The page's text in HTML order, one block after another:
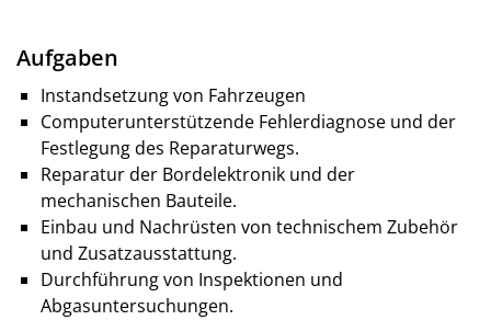
Aufgaben
Instandsetzung von Fahrzeugen
Computerunterstützende Fehlerdiagnose und der
Festlegung des Reparaturwegs.
Reparatur der Bordelektronik und der
mechanischen Bauteile.
Einbau und Nachrüsten von technischem Zubehör
und Zusatzausstattung.
Durchführung von Inspektionen und
Abgasuntersuchungen.